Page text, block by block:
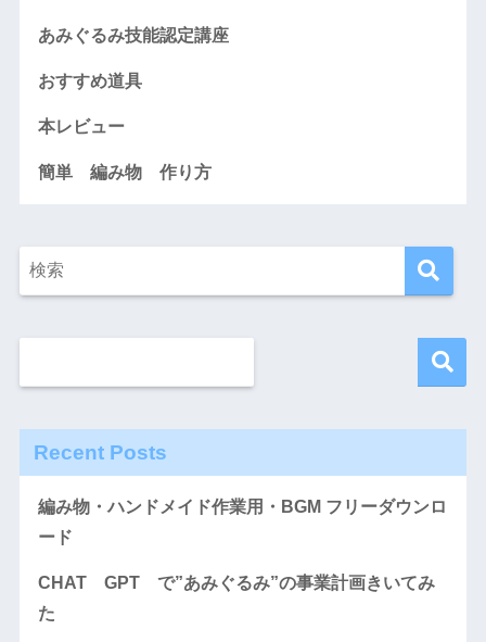
あみぐるみ技能認定講座
おすすめ道具
本レビュー
簡単 編み物 作り方
Recent Posts
編み物・ハンドメイド作業用・BGM フリーダウンロ
ード
CHAT GPT で”あみぐるみ”の事業計画きいてみ
た